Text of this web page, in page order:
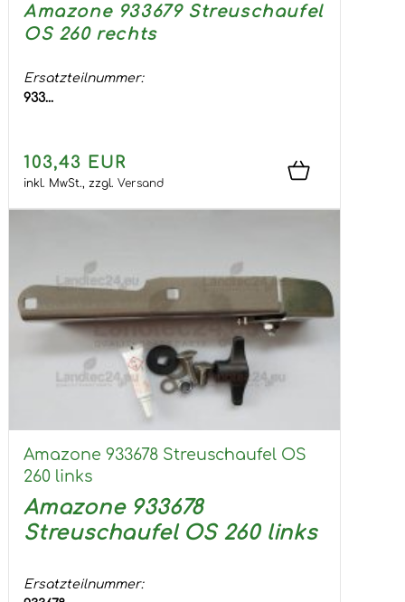
Amazone 933679 Streuschaufel
OS 260 rechts
Ersatzteilnummer:
933...
103,43 EUR
inkl. MwSt., zzgl. Versand
Amazone 933678 Streuschaufel OS
260 links
Amazone 933678
Streuschaufel OS 260 links
Ersatzteilnummer: